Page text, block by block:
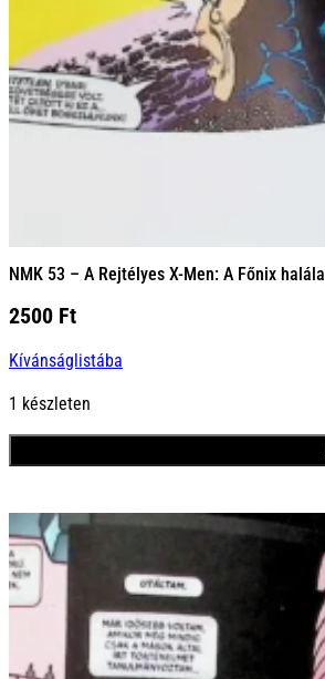
NMK 53 – A Rejtélyes X-Men: A Főnix halála
2500 Ft
Kívánságlistába
1 készleten